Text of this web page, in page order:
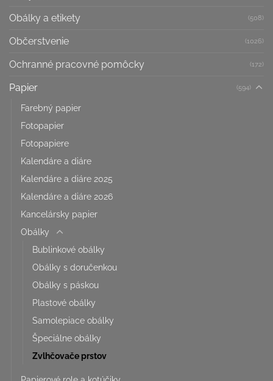
Obálky a etikety (508)
Občerstvenie (1026)
Ochranné pracovné pomôcky (172)
Papier (594)
Farebný papier
Fotopapier
Fotopapiere
Kalendáre a diáre
Kalendáre a diáre 2025
Kalendáre a diáre 2026
Kancelársky papier
Obálky
Bublinkové obálky
Obálky s doručenkou
Obálky s páskou
Plastové obálky
Samolepiace obálky
Špeciálne obálky
Zvlhčovače prstov